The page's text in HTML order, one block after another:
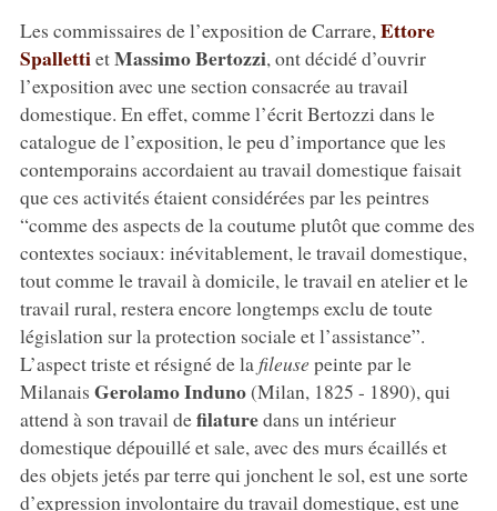
Les commissaires de l’exposition de Carrare, Ettore
SpallettietMassimo Bertozzi, ont décidé d’ouvrir
l’exposition avec une section consacrée au travail
domestique. En effet, comme l’écrit Bertozzi dans le
catalogue de l’exposition, le peu d’importance que les
contemporains accordaient au travail domestique faisait
que ces activités étaient considérées par les peintres
“comme des aspects de la coutume plutôt que comme des
contextes sociaux: inévitablement, le travail domestique,
tout comme le travail à domicile, le travail en atelier et le
travail rural, restera encore longtemps exclu de toute
législation sur la protection sociale et l’assistance”.
L’aspect triste et résigné de la fileusepeinte par le
Milanais Gerolamo Induno(Milan, 1825 - 1890), qui
attend à son travail defilaturedans un intérieur
domestique dépouillé et sale, avec des murs écaillés et
des objets jetés par terre qui jonchent le sol, est une sorte
d’expression involontaire du travail domestique, est une